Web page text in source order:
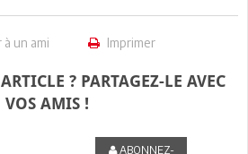
à un ami Imprimer
? PARTAGEZ-LE AVEC
VOS AMIS !
ABONNEZ-